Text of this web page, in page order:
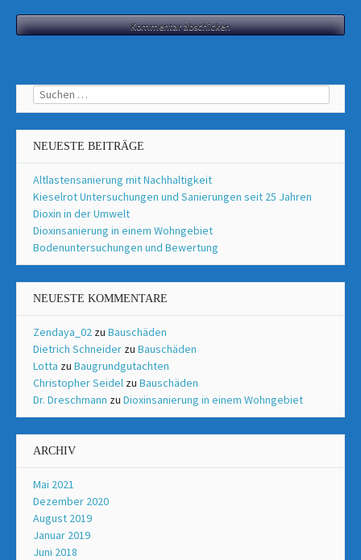
Suchen
NEUESTE BEITRÄGE
Altlastensanierung mit Nachhaltigkeit
Kieselrot Untersuchungen und Sanierungen seit 25 Jahren
Dioxin in der Umwelt
Dioxinsanierung in einem Wohngebiet
Bodenuntersuchungen und Bewertung
NEUESTE KOMMENTARE
Zendaya_02 zu Bauschäden
Dietrich Schneider zu Bauschäden
Lotta zu Baugrundgutachten
Christopher Seidel zu Bauschäden
Dr. Dreschmann zu Dioxinsanierung in einem Wohngebiet
ARCHIV
Mai 2021
Dezember 2020
August 2019
Januar 2019
Juni 2018